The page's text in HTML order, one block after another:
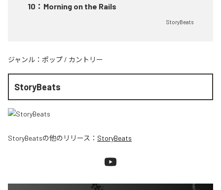
10 ： Morning on the Rails
StoryBeats
ジャンル： ポップ / カントリー
StoryBeats
StoryBeatsの他のリリース： StoryBeats